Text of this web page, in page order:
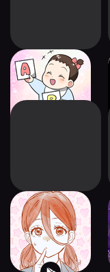
Just 5 minutes！
nurturing game
Pit-a-pat Choice